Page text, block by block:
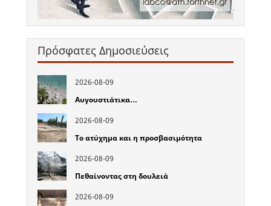
Πρόσφατες Δημοσιεύσεις
2026-08-09
Αυγουστιάτικα…
2026-08-09
Το ατύχημα και η προσβασιμότητα
2026-08-09
Πεθαίνοντας στη δουλειά
2026-08-09